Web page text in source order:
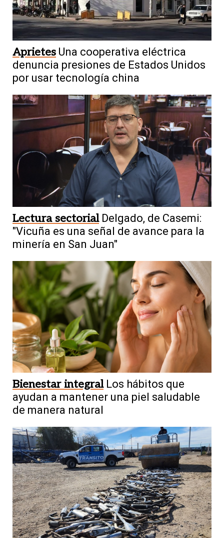
Aprietes Una cooperativa eléctrica
denuncia presiones de Estados Unidos
por usar tecnología china
Lectura sectorial Delgado, de Casemi:
"Vicuña es una señal de avance para la
minería en San Juan"
Bienestar integral Los hábitos que
ayudan a mantener una piel saludable
de manera natural